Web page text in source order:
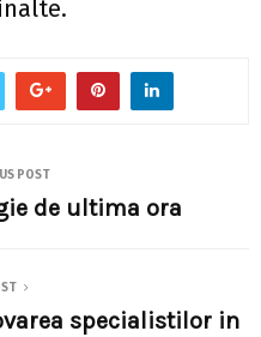
POST
de ultima ora
specialistilor in